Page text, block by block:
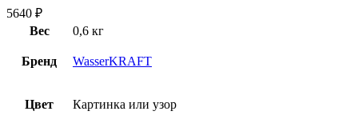
5640 ₽
Вес
0,6 кг
Бренд WasserKRAFT
Цвет Картинка или узор